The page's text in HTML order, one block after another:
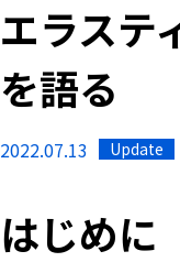
エラステ
を語る
2022.07.13 Update
はじめに